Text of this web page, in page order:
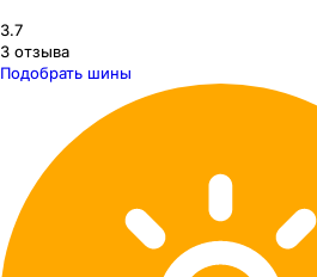
3.7
3 отзыва
Подобрать шины